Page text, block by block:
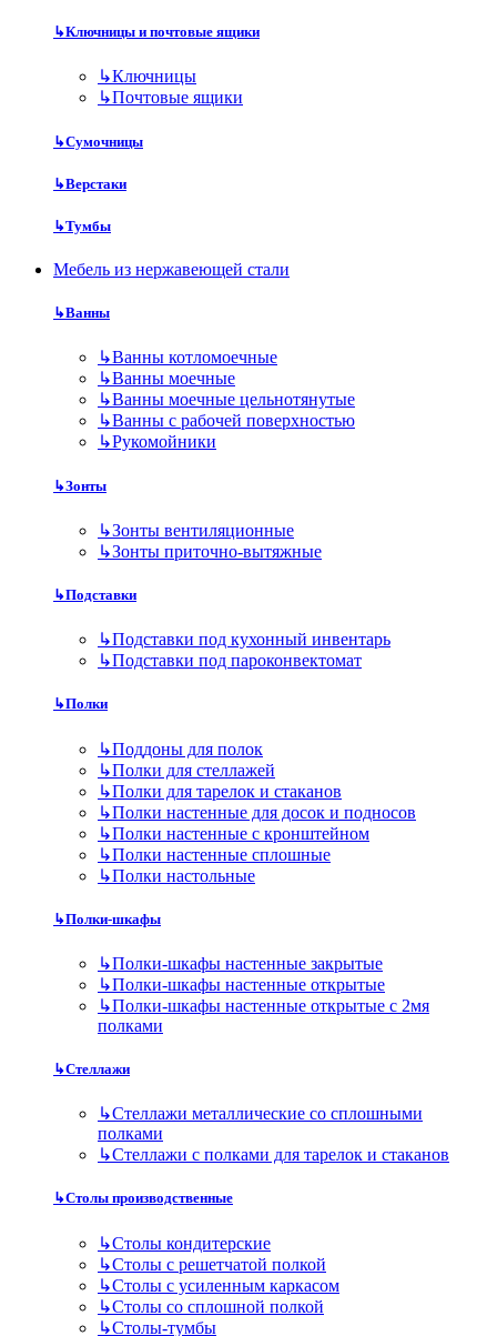
↳Ключницы и почтовые ящики
↳Ключницы
↳Почтовые ящики
↳Сумочницы
↳Верстаки
↳Тумбы
Мебель из нержавеющей стали
↳Ванны
↳Ванны котломоечные
↳Ванны моечные
↳Ванны моечные цельнотянутые
↳Ванны с рабочей поверхностью
↳Рукомойники
↳Зонты
↳Зонты вентиляционные
↳Зонты приточно-вытяжные
↳Подставки
↳Подставки под кухонный инвентарь
↳Подставки под пароконвектомат
↳Полки
↳Поддоны для полок
↳Полки для стеллажей
↳Полки для тарелок и стаканов
↳Полки настенные для досок и подносов
↳Полки настенные с кронштейном
↳Полки настенные сплошные
↳Полки настольные
↳Полки-шкафы
↳Полки-шкафы настенные закрытые
↳Полки-шкафы настенные открытые
↳Полки-шкафы настенные открытые с 2мя
полками
↳Стеллажи
↳Стеллажи металлические со сплошными
полками
↳Стеллажи с полками для тарелок и стаканов
↳Столы производственные
↳Столы кондитерские
↳Столы с решетчатой полкой
↳Столы с усиленным каркасом
↳Столы со сплошной полкой
↳Столы-тумбы